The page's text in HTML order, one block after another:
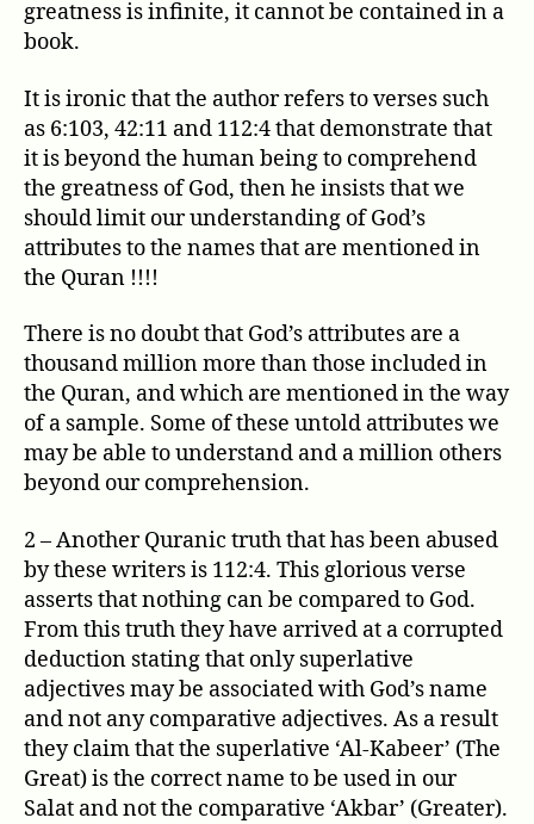
greatness is infinite, it cannot be contained in a
book.
It is ironic that the author refers to verses such
as 6:103, 42:11 and 112:4 that demonstrate that
it is beyond the human being to comprehend
the greatness of God, then he insists that we
should limit our understanding of God’s
attributes to the names that are mentioned in
the Quran !!!!
There is no doubt that God’s attributes are a
thousand million more than those included in
the Quran, and which are mentioned in the way
of a sample. Some of these untold attributes we
may be able to understand and a million others
beyond our comprehension.
2 – Another Quranic truth that has been abused
by these writers is 112:4. This glorious verse
asserts that nothing can be compared to God.
From this truth they have arrived at a corrupted
deduction stating that only superlative
adjectives may be associated with God’s name
and not any comparative adjectives. As a result
they claim that the superlative ‘Al-Kabeer’ (The
Great) is the correct name to be used in our
Salat and not the comparative ‘Akbar’ (Greater).